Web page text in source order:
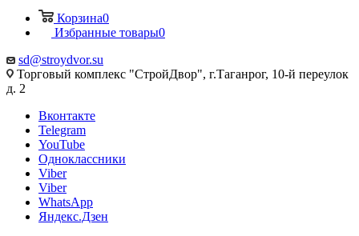
Корзина0
Избранные товары0
sd@stroydvor.su
Торговый комплекс "СтройДвор", г.Таганрог, 10-й переулок
д. 2
Вконтакте
Telegram
YouTube
Одноклассники
Viber
Viber
WhatsApp
Яндекс.Дзен